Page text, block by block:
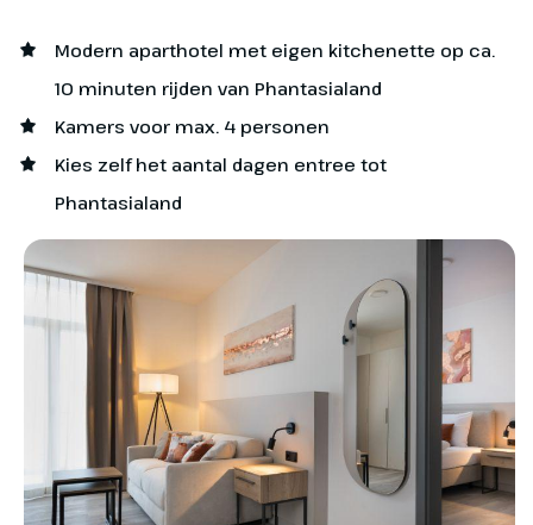
Modern aparthotel met eigen kitchenette op ca.
10 minuten rijden van Phantasialand
Kamers voor max. 4 personen
Kies zelf het aantal dagen entree tot
Phantasialand
Mystery
Mystieke symbolen, vervelende goblins en
een schilderachtig dorpje: elke hoek van
Klugheim is vol leven. Ga door het
basaltgebergte in 1 van de snelle
achtbanen Taron of Raik. Maak een vrije val
in de Mystery Castle of een tochtje op de
River Quest, de hoogtste wildwater-
raftingbaan ter wereld.